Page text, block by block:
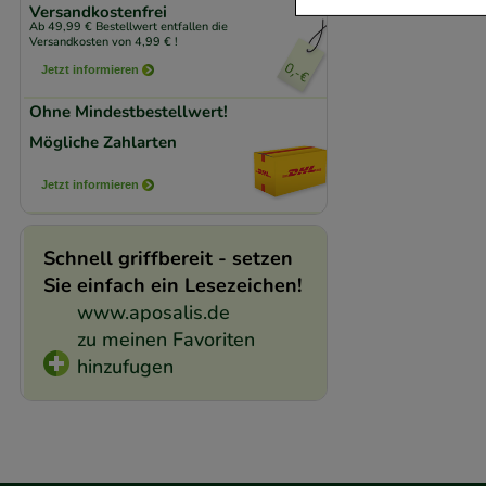
Versandkostenfrei
Ab 49,99 € Bestellwert entfallen die
Versandkosten von 4,99 € !
Jetzt informieren
Ohne Mindestbestellwert!
Mögliche Zahlarten
Jetzt informieren
Schnell griffbereit - setzen
Sie einfach ein Lesezeichen!
www.aposalis.de
zu meinen Favoriten
hinzufugen